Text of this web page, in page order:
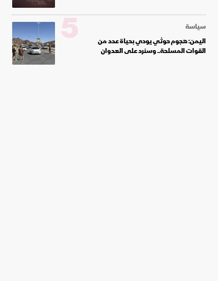
سياسة
اليمن: هجوم حوثي يودي بحياة عدد من
القوات المسلحة.. وسنرد على العدوان
5